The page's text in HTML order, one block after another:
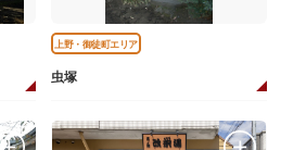
上野・御徒町エリア
虫塚